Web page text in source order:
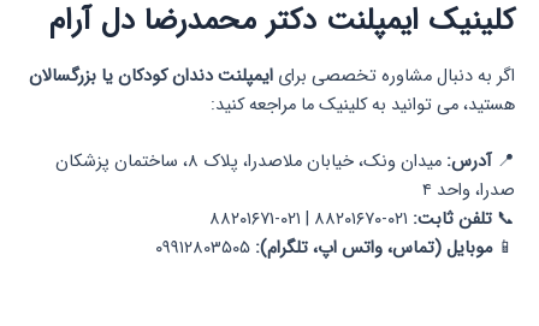
کلینیک ایمپلنت دکتر محمدرضا دل آرام
اگر به دنبال مشاوره تخصصی برای ایمپلنت دندان کودکان یا بزرگسالان
هستید، می توانید به کلینیک ما مراجعه کنید:
📍 آدرس:
میدان ونک، خیابان ملاصدرا، پلاک ۸، ساختمان پزشکان
صدرا، واحد ۴
📞 تلفن ثابت:
📱موبایل (تماس، واتس اپ، تلگرام):